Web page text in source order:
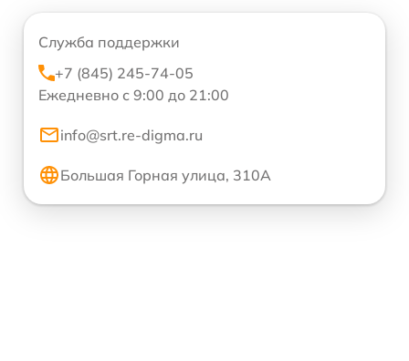
Служба поддержки
+7 (845) 245-74-05
Ежедневно с 9:00 до 21:00
info@srt.re-digma.ru
Большая Горная улица, 310А